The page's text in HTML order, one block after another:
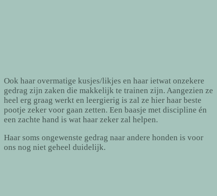
Ook haar overmatige kusjes/likjes en haar ietwat onzekere
gedrag zijn zaken die makkelijk te trainen zijn. Aangezien ze
heel erg graag werkt en leergierig is zal ze hier haar beste
pootje zeker voor gaan zetten. Een baasje met discipline én
een zachte hand is wat haar zeker zal helpen.
Haar soms ongewenste gedrag naar andere honden is voor
ons nog niet geheel duidelijk.